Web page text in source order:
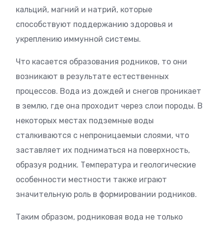
кальций, магний и натрий, которые
способствуют поддержанию здоровья и
укреплению иммунной системы.
Что касается образования родников, то они
возникают в результате естественных
процессов. Вода из дождей и снегов проникает
в землю, где она проходит через слои породы. В
некоторых местах подземные воды
сталкиваются с непроницаемыи слоями, что
заставляет их подниматься на поверхность,
образуя родник. Температура и геологические
особенности местности также играют
значительную роль в формировании родников.
Таким образом, родниковая вода не только